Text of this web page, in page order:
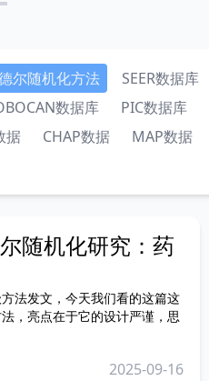
尔随机化方法 SEER数据库
数据库 PIC数据库
据 CHAP数据 MAP数据
随机化研究：药
法发文，今天我们看的这篇这
，亮点在于它的设计严谨，思
2025-09-16